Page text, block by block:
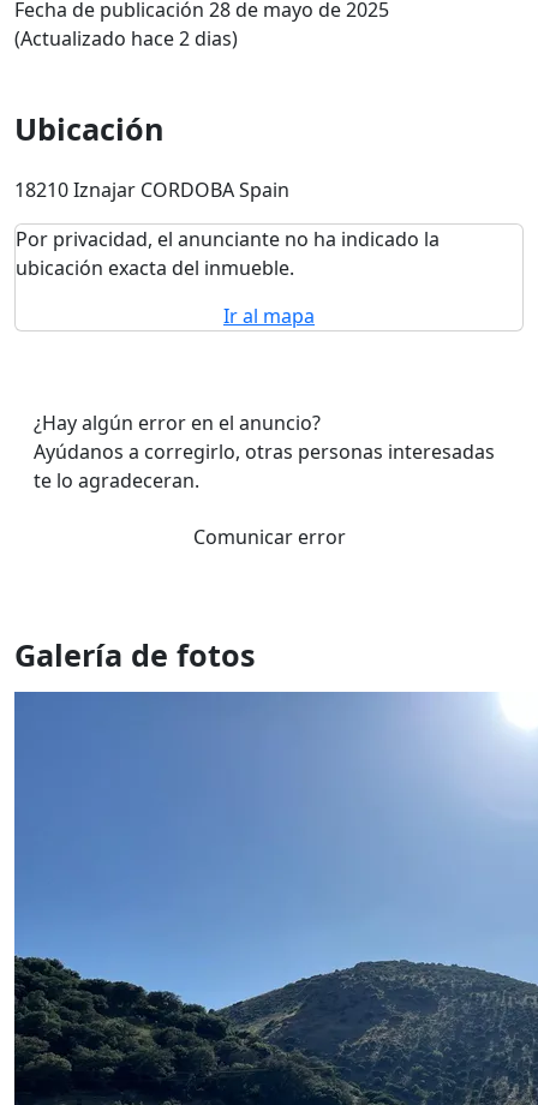
Fecha de publicación 28 de mayo de 2025
(Actualizado hace 2 dias)
Ubicación
18210 Iznajar CORDOBA Spain
Por privacidad, el anunciante no ha indicado la
ubicación exacta del inmueble.
Ir al mapa
¿Hay algún error en el anuncio?
Ayúdanos a corregirlo, otras personas interesadas
te lo agradeceran.
Comunicar error
Galería de fotos